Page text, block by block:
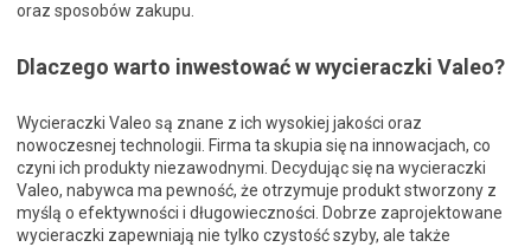
oraz sposobów zakupu.
Dlaczego warto inwestować w wycieraczki Valeo?
Wycieraczki Valeo są znane z ich wysokiej jakości oraz
nowoczesnej technologii. Firma ta skupia się na innowacjach, co
czyni ich produkty niezawodnymi. Decydując się na wycieraczki
Valeo, nabywca ma pewność, że otrzymuje produkt stworzony z
myślą o efektywności i długowieczności. Dobrze zaprojektowane
wycieraczki zapewniają nie tylko czystość szyby, ale także